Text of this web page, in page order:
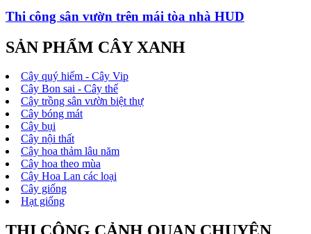
Thi công sân vườn trên mái tòa nhà HUD
SẢN PHẨM CÂY XANH
Cây quý hiếm - Cây Vip
Cây Bon sai - Cây thế
Cây trồng sân vườn biệt thự
Cây bóng mát
Cây bụi
Cây nội thất
Cây hoa thảm lâu năm
Cây hoa theo mùa
Cây Hoa Lan các loại
Cây giống
Hạt giống